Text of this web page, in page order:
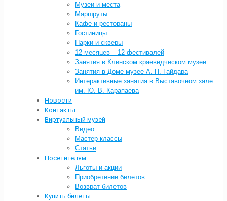
Музеи и места
Маршруты
Кафе и рестораны
Гостиницы
Парки и скверы
12 месяцев – 12 фестивалей
Занятия в Клинском краеведческом музее
Занятия в Доме-музее А. П. Гайдара
Интерактивные занятия в Выставочном зале
им. Ю. В. Карапаева
Новости
Контакты
Виртуальный музей
Видео
Мастер классы
Статьи
Посетителям
Льготы и акции
Приобретение билетов
Возврат билетов
Купить билеты